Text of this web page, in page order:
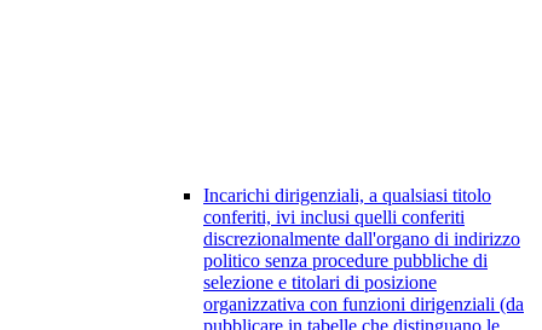
Incarichi dirigenziali, a qualsiasi titolo
conferiti, ivi inclusi quelli conferiti
discrezionalmente dall'organo di indirizzo
politico senza procedure pubbliche di
selezione e titolari di posizione
organizzativa con funzioni dirigenziali (da